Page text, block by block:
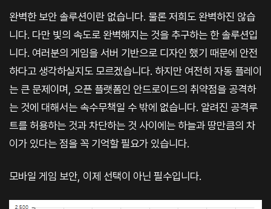
완벽한 보안 솔루션이란 없습니다. 물론 저희도 완벽하진 않습
니다. 다만 빛의 속도로 완벽해지는 것을 추구하는 한 솔루션입
니다. 여러분의 게임을 서버 기반으로 디자인 했기 때문에 안전
하다고 생각하실지도 모르겠습니다. 하지만 여전히 자동 플레이
는 큰 문제이며, 오픈 플랫폼인 안드로이드의 취약점을 공격하
는 것에 대해서는 속수무책일 수 밖에 없습니다. 알려진 공격루
트를 허용하는 것과 차단하는 것 사이에는 하늘과 땅만큼의 차
이가 있다는 점을 꼭 기억할 필요가 있습니다.
모바일 게임 보안, 이제 선택이 아닌 필수입니다.